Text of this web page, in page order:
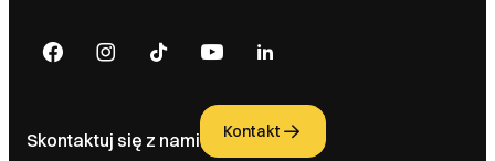
Skontaktuj się z nami Kontakt